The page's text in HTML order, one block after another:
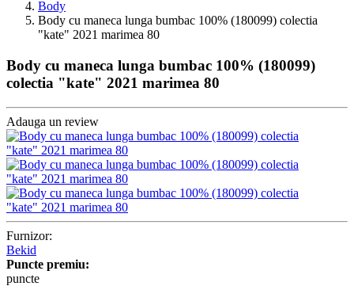
Body
Body cu maneca lunga bumbac 100% (180099) colectia
"kate" 2021 marimea 80
Body cu maneca lunga bumbac 100% (180099)
colectia "kate" 2021 marimea 80
Adauga un review
Furnizor:
Bekid
Puncte premiu:
puncte